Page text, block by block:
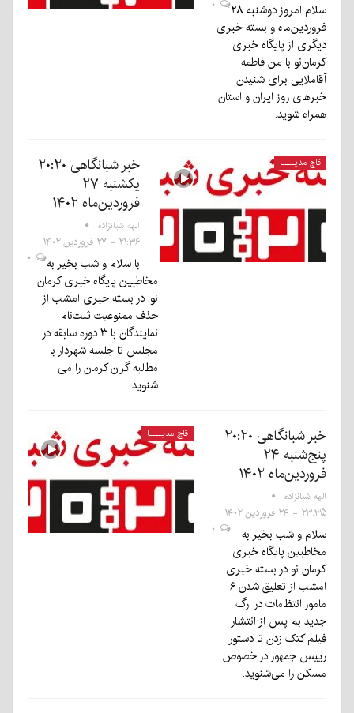
سلام امروز دوشنبه ۲۸
فروردین‌ماه و بسته خبری
دیگری از پایگاه خبری
کرمان‌نو با من فاطمه
آقاملایی برای شنیدن
خبرهای روز ایران و استان
همراه شوید.
قاچ مدیــــا
خبر شبانگاهی ٢۰:٢٠
یکشنبه ۲۷
فروردین‌ماه ۱۴۰۲
الهه شبانزاده
۲۱:۳۶ - ۲۷ فروردین ۱۴۰۲
با سلام و شب بخیر به
مخاطبین پایگاه خبری کرمان
نو. در بسته خبری امشب از
حذف ممنوعیت ثبت‌نام
نمایندگان با ۳ دوره سابقه در
مجلس تا جلسه شهردار با
مطالبه گران کرمان را می
شنوید.
قاچ مدیــــا
خبر شبانگاهی ٢۰:٢٠
پنج‌شنبه ۲۴
فروردین‌ماه ۱۴۰۲
الهه شبانزاده
۲۳:۳۵ - ۲۴ فروردین ۱۴۰۲
سلام و شب بخیر به
مخاطبین پایگاه خبری
کرمان نو در بسته خبری
امشب از تعلیق شدن ۶
مامور انتظامات در ارگ
جدید بم پس از انتشار
فیلم کتک زدن تا دستور
رییس جمهور در خصوص
مسکن را می‌شنوید.